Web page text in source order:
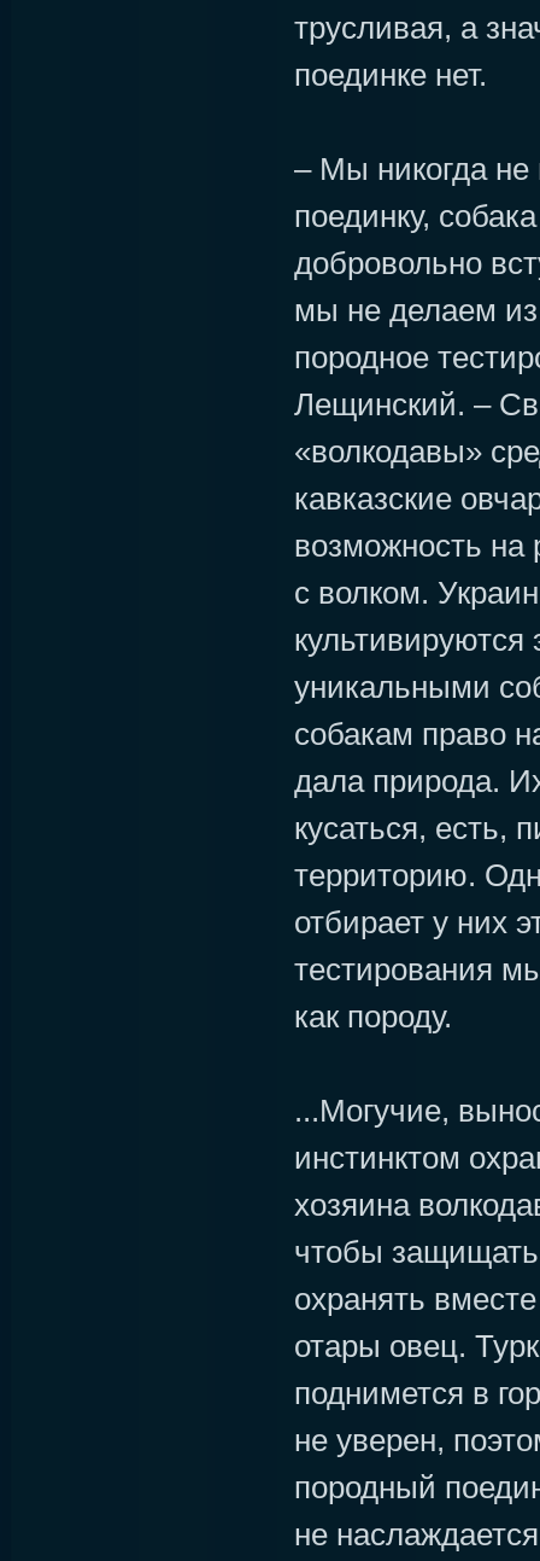
трусливая, а
поединке нет.
– Мы никогда не
поединку,
добровольно
мы не делаем из
породное
Лещинский. –
«волкодавы»
кавказские
возможность на
с волком.
уникальными
собакам право
дала природа.
кусаться, есть,
территорию.
отбирает у них
тестирования
как породу.
...Могучие,
инстинктом
хозяина
чтобы
охранять
отары овец.
поднимется в
не уверен,
породный
не